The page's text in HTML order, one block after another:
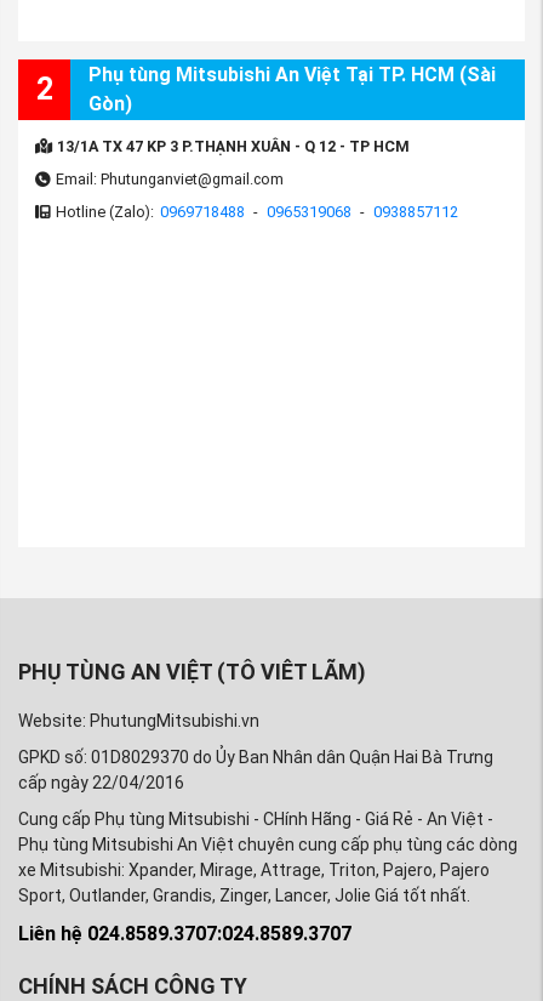
2
Phụ tùng Mitsubishi An Việt Tại TP. HCM (Sài
Gòn)
13/1A TX 47 KP 3 P.THẠNH XUÂN - Q 12 - TP HCM
Email: Phutunganviet@gmail.com
Hotline (Zalo): 0969718488 - 0965319068 - 0938857112
PHỤ TÙNG AN VIỆT (TÔ VIÊT LÃM)
Website: PhutungMitsubishi.vn
GPKD số: 01D8029370 do Ủy Ban Nhân dân Quận Hai Bà Trưng
cấp ngày 22/04/2016
Cung cấp Phụ tùng Mitsubishi - CHính Hãng - Giá Rẻ - An Việt -
Phụ tùng Mitsubishi An Việt chuyên cung cấp phụ tùng các dòng
xe Mitsubishi: Xpander, Mirage, Attrage, Triton, Pajero, Pajero
Sport, Outlander, Grandis, Zinger, Lancer, Jolie Giá tốt nhất.
Liên hệ 024.8589.3707:024.8589.3707
CHÍNH SÁCH CÔNG TY